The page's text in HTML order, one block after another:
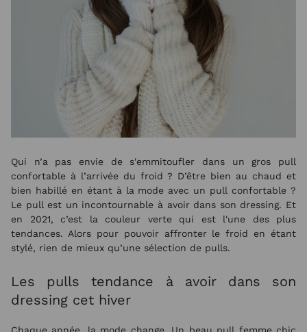
Qui n’a pas envie de s'emmitoufler dans un gros pull
confortable à l’arrivée du froid ? D’être bien au chaud et
bien habillé en étant à la mode avec un pull confortable ?
Le pull est un incontournable à avoir dans son dressing. Et
en 2021, c’est la couleur verte qui est l'une des plus
tendances. Alors pour pouvoir affronter le froid en étant
stylé, rien de mieux qu’une sélection de pulls.
Les pulls tendance à avoir dans son
dressing cet hiver